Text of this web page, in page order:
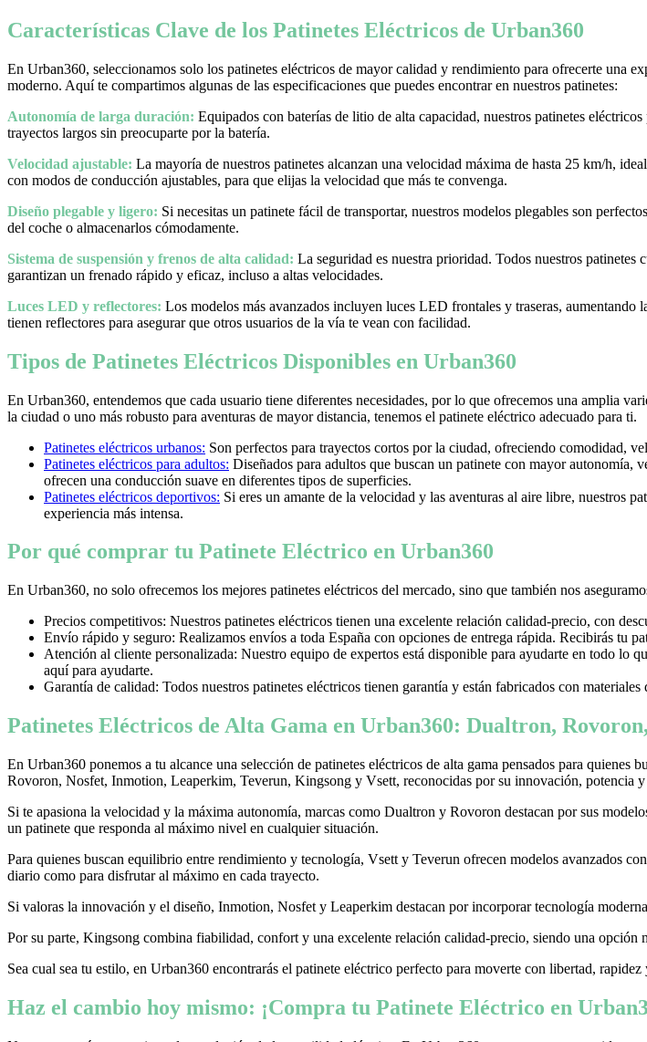
Características Clave de los Patinetes Eléctricos de Urban360
En Urban360, seleccionamos solo los patinetes eléctricos de mayor calidad y rendimiento para ofrecerte una
moderno. Aquí te compartimos algunas de las especificaciones que puedes encontrar en nuestros patinetes:
Autonomía de larga duración: Equipados con baterías de litio de alta capacidad, nuestros patinetes
trayectos largos sin preocuparte por la batería.
Velocidad ajustable: La mayoría de nuestros patinetes alcanzan una velocidad máxima de hasta 25 km/h,
con modos de conducción ajustables, para que elijas la velocidad que más te convenga.
Diseño plegable y ligero: Si necesitas un patinete fácil de transportar, nuestros modelos plegables son
del coche o almacenarlos cómodamente.
Sistema de suspensión y frenos de alta calidad: La seguridad es nuestra prioridad. Todos nuestros patinetes
garantizan un frenado rápido y eficaz, incluso a altas velocidades.
Luces LED y reflectores: Los modelos más avanzados incluyen luces LED frontales y traseras,
tienen reflectores para asegurar que otros usuarios de la vía te vean con facilidad.
Tipos de Patinetes Eléctricos Disponibles en Urban360
En Urban360, entendemos que cada usuario tiene diferentes necesidades, por lo que ofrecemos una amplia
la ciudad o uno más robusto para aventuras de mayor distancia, tenemos el patinete eléctrico adecuado para ti.
Patinetes eléctricos urbanos: Son perfectos para trayectos cortos por la ciudad, ofreciendo comodidad,
Patinetes eléctricos para adultos: Diseñados para adultos que buscan un patinete con mayor
ofrecen una conducción suave en diferentes tipos de superficies.
Patinetes eléctricos deportivos: Si eres un amante de la velocidad y las aventuras al aire libre, nuestros
experiencia más intensa.
Por qué comprar tu Patinete Eléctrico en Urban360
En Urban360, no solo ofrecemos los mejores patinetes eléctricos del mercado, sino que también nos
Precios competitivos: Nuestros patinetes eléctricos tienen una excelente relación calidad-precio, con
Envío rápido y seguro: Realizamos envíos a toda España con opciones de entrega rápida. Recibirás tu
Atención al cliente personalizada: Nuestro equipo de expertos está disponible para ayudarte en todo lo
aquí para ayudarte.
Garantía de calidad: Todos nuestros patinetes eléctricos tienen garantía y están fabricados con
Patinetes Eléctricos de Alta Gama en Urban360: Dualtron,
En Urban360 ponemos a tu alcance una selección de patinetes eléctricos de alta gama pensados para
Rovoron, Nosfet, Inmotion, Leaperkim, Teverun, Kingsong y Vsett, reconocidas por su innovación, potencia
Si te apasiona la velocidad y la máxima autonomía, marcas como Dualtron y Rovoron destacan por sus
un patinete que responda al máximo nivel en cualquier situación.
Para quienes buscan equilibrio entre rendimiento y tecnología, Vsett y Teverun ofrecen modelos avanzados
diario como para disfrutar al máximo en cada trayecto.
Si valoras la innovación y el diseño, Inmotion, Nosfet y Leaperkim destacan por incorporar tecnología
Por su parte, Kingsong combina fiabilidad, confort y una excelente relación calidad-precio, siendo una
Sea cual sea tu estilo, en Urban360 encontrarás el patinete eléctrico perfecto para moverte con libertad,
Haz el cambio hoy mismo: ¡Compra tu Patinete Eléctrico en